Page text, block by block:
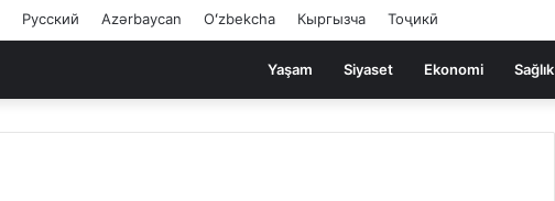
Русский Azərbaycan Oʻzbekcha Кыргызча Тоҷикӣ
Yaşam Siyaset Ekonomi Sağlık